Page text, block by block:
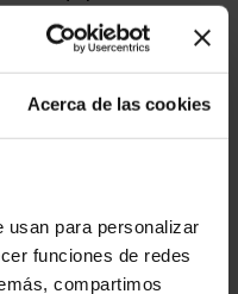
Acerca de las cookies
usan para personalizar
funciones de redes
compartimos
el cambio o
inscripción ante de
diferentes
,
alguna que otra